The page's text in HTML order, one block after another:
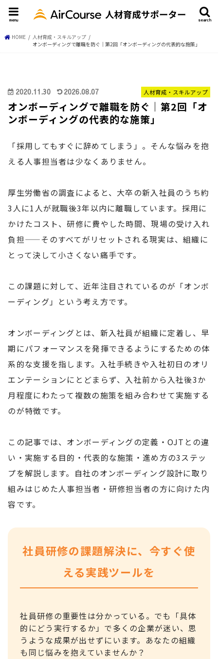
search
menu
HOME
人材育成・スキルアップ
オンボーディングで離職を防ぐ｜第2回「オンボーディングの代表的な施策」
人材育成・スキルアップ
2020.11.30 2026.08.07
オンボーディングで離職を防ぐ｜第2回「オ
ンボーディングの代表的な施策」
「採用してもすぐに辞めてしまう」。そんな悩みを抱
える人事担当者は少なくありません。
厚生労働省の調査によると、大卒の新入社員のうち約
3人に1人が就職後3年以内に離職しています。採用に
かけたコスト、研修に費やした時間、現場の受け入れ
負担——そのすべてがリセットされる現実は、組織に
とって決して小さくない痛手です。
この課題に対して、近年注目されているのが「オンボ
ーディング」という考え方です。
オンボーディングとは、新入社員が組織に定着し、早
期にパフォーマンスを発揮できるようにするための体
系的な支援を指します。入社手続きや入社初日のオリ
エンテーションにとどまらず、入社前から入社後3か
月程度にわたって複数の施策を組み合わせて実施する
のが特徴です。
この記事では、オンボーディングの定義・OJTとの違
い・実施する目的・代表的な施策・進め方の3ステッ
プを解説します。自社のオンボーディング設計に取り
組みはじめた人事担当者・研修担当者の方に向けた内
容です。
社員研修の課題解決に、今すぐ使
える実践ツールを
社員研修の重要性は分かっている。でも「具体
的にどう実行するか」で多くの企業が迷い、思
うような成果が出せずにいます。あなたの組織
も同じ悩みを抱えていませんか？